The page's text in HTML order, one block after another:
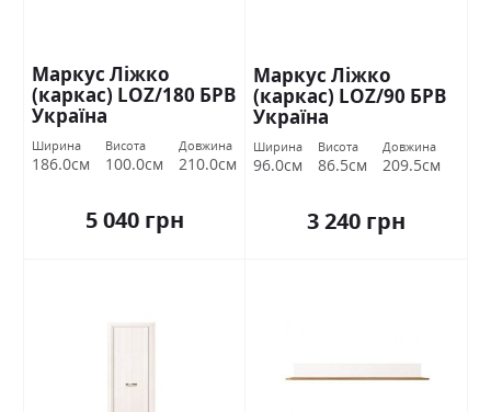
Маркус Ліжко
(каркас) LOZ/180 БРВ
Україна
Ширина
186.0см
Висота
100.0см
Довжина
210.0см
5 040 грн
Маркус Ліжко
(каркас) LOZ/90 БРВ
Україна
Ширина
96.0см
Висота
86.5см
Довжина
209.5см
3 240 грн